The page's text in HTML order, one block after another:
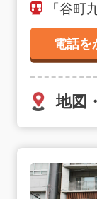
「谷町
電話を
地図